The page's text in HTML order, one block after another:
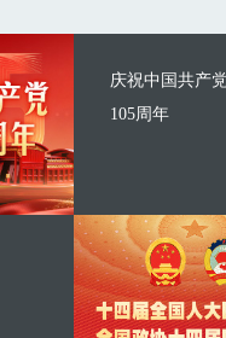
庆祝中国共产
105周年